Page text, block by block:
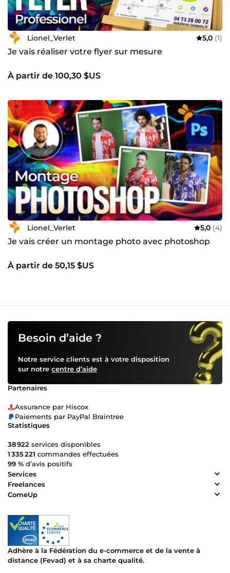
Lionel_Verlet 5,0 (1)
Je vais réaliser votre flyer sur mesure
À partir de 100,30 $US
Lionel_Verlet 5,0 (4)
Je vais créer un montage photo avec photoshop
À partir de 50,15 $US
Besoin d’aide ?
Notre service clients est à votre disposition
sur notre centre d’aide
Partenaires
Assurance par Hiscox
Paiements par PayPal Braintree
Statistiques
38 922 services disponibles
1 335 221 commandes effectuées
99 % d’avis positifs
Services
Freelances
ComeUp
Adhère à la Fédération du e-commerce et de la vente à
distance (Fevad) et à sa charte qualité.